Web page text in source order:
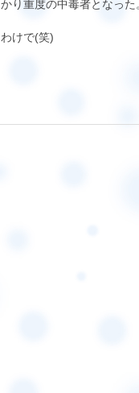
り重度の中毒者となった
けで(笑)